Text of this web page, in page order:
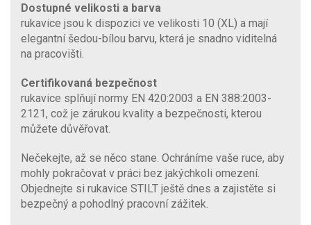
Dostupné velikosti a barva
rukavice jsou k dispozici ve velikosti 10 (XL) a mají
elegantní šedou-bílou barvu, která je snadno viditelná
na pracovišti.
Certifikovaná bezpečnost
rukavice splňují normy EN 420:2003 a EN 388:2003-
2121, což je zárukou kvality a bezpečnosti, kterou
můžete důvěřovat.
Nečekejte, až se něco stane. Ochráníme vaše ruce, aby
mohly pokračovat v práci bez jakýchkoli omezení.
Objednejte si rukavice STILT ještě dnes a zajistěte si
bezpečný a pohodlný pracovní zážitek.